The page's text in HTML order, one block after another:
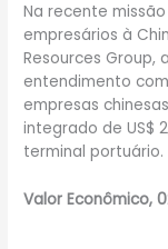
Na recente
empresários à
Resources Group,
entendimento
empresas
integrado de US$
terminal portuário.
Valor Econômico,